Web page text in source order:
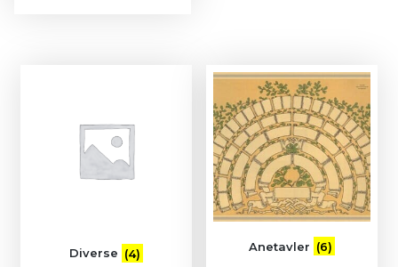
Diverse (4) Anetavler (6)